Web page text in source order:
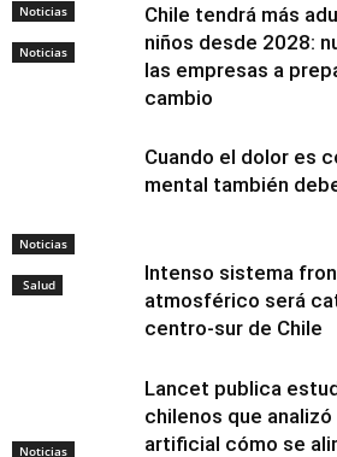
Noticias
Noticias
Noticias
Chile tendrá más
niños desde 2028:
las empresas a
cambio
Salud
Cuando el dolor es
mental también
Noticias
Intenso sistema
atmosférico será
centro-sur de Chile
Lancet publica
chilenos que
artificial cómo se